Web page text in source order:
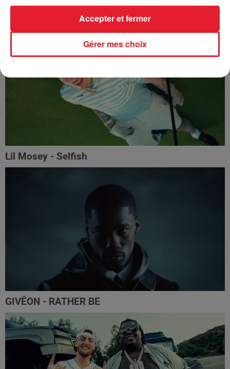
Lil Mosey - Selfish
GIVĒON - RATHER BE
Gérer mes choix
Accepter et fermer